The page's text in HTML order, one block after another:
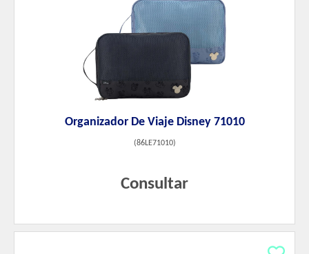
Organizador De Viaje Disney 71010
(86LE71010)
Consultar